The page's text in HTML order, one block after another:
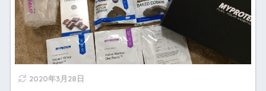
2020年3月28日